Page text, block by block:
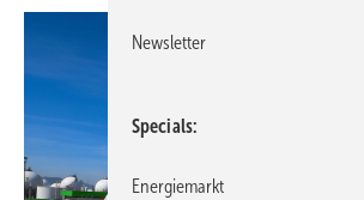
Newsletter
Specials
Energiemarkt